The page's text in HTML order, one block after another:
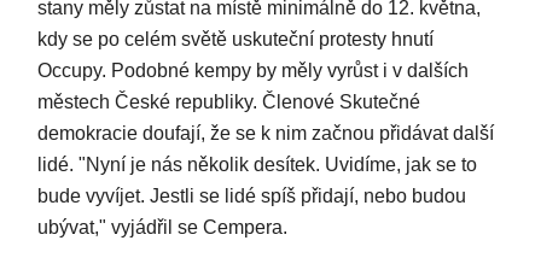
stany měly zůstat na místě minimálně do 12. května,
kdy se po celém světě uskuteční protesty hnutí
Occupy. Podobné kempy by měly vyrůst i v dalších
městech České republiky. Členové Skutečné
demokracie doufají, že se k nim začnou přidávat další
lidé. "Nyní je nás několik desítek. Uvidíme, jak se to
bude vyvíjet. Jestli se lidé spíš přidají, nebo budou
ubývat," vyjádřil se Cempera.